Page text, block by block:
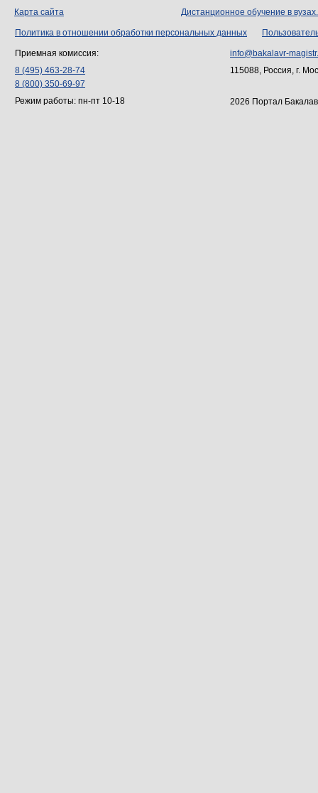
Карта сайта Дистанционное обучение в
Политика в отношении обработки персональных данных
Приемная комиссия:
8 (495) 463-28-74
8 (800) 350-69-97
Режим работы: пн-пт 10-18
info@bakalavr-
115088, Россия, г.
2026 Портал